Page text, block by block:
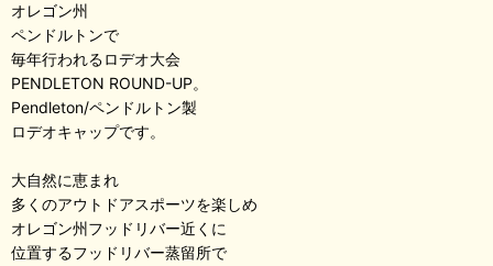
オレゴン州
ペンドルトンで
毎年行われるロデオ大会
PENDLETON ROUND-UP。
Pendleton/ペンドルトン製
ロデオキャップです。
大自然に恵まれ
多くのアウトドアスポーツを楽しめ
オレゴン州フッドリバー近くに
位置するフッドリバー蒸留所で